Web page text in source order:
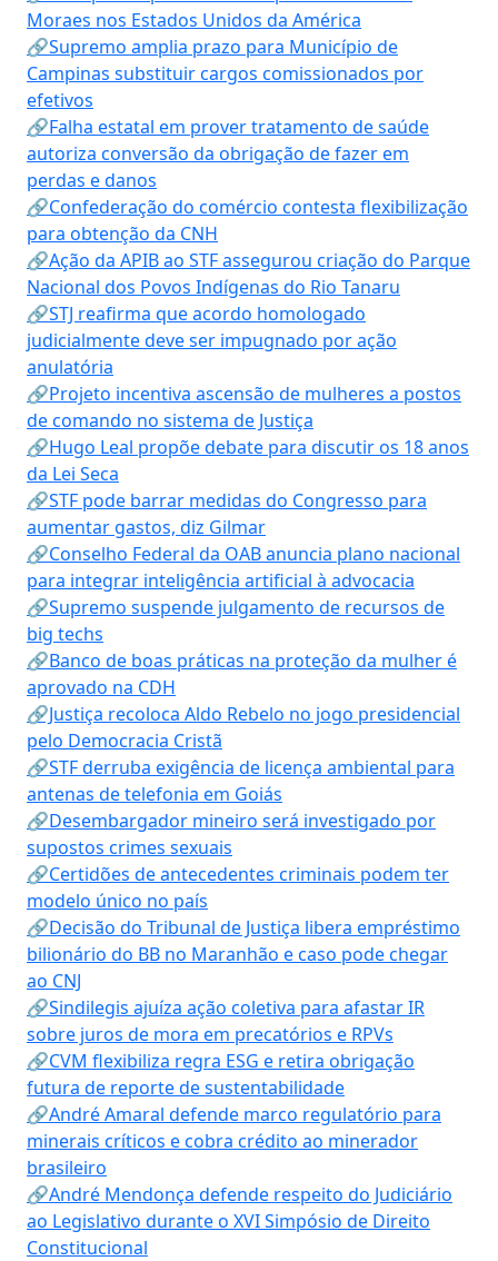
Moraes nos Estados Unidos da América
🔗Supremo amplia prazo para Município de
Campinas substituir cargos comissionados por
efetivos
🔗Falha estatal em prover tratamento de saúde
autoriza conversão da obrigação de fazer em
perdas e danos
🔗Confederação do comércio contesta flexibilização
para obtenção da CNH
🔗Ação da APIB ao STF assegurou criação do Parque
Nacional dos Povos Indígenas do Rio Tanaru
🔗STJ reafirma que acordo homologado
judicialmente deve ser impugnado por ação
anulatória
🔗Projeto incentiva ascensão de mulheres a postos
de comando no sistema de Justiça
🔗Hugo Leal propõe debate para discutir os 18 anos
da Lei Seca
🔗STF pode barrar medidas do Congresso para
aumentar gastos, diz Gilmar
🔗Conselho Federal da OAB anuncia plano nacional
para integrar inteligência artificial à advocacia
🔗Supremo suspende julgamento de recursos de
big techs
🔗Banco de boas práticas na proteção da mulher é
aprovado na CDH
🔗Justiça recoloca Aldo Rebelo no jogo presidencial
pelo Democracia Cristã
🔗STF derruba exigência de licença ambiental para
antenas de telefonia em Goiás
🔗Desembargador mineiro será investigado por
supostos crimes sexuais
🔗Certidões de antecedentes criminais podem ter
modelo único no país
🔗Decisão do Tribunal de Justiça libera empréstimo
bilionário do BB no Maranhão e caso pode chegar
ao CNJ
🔗Sindilegis ajuíza ação coletiva para afastar IR
sobre juros de mora em precatórios e RPVs
🔗CVM flexibiliza regra ESG e retira obrigação
futura de reporte de sustentabilidade
🔗André Amaral defende marco regulatório para
minerais críticos e cobra crédito ao minerador
brasileiro
🔗André Mendonça defende respeito do Judiciário
ao Legislativo durante o XVI Simpósio de Direito
Constitucional